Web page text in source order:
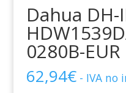
Dahua DH-
0280B-EUR
62,94€ - IVA no